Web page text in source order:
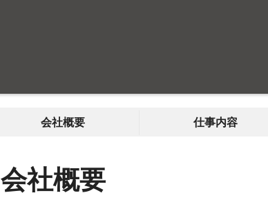
会社概要 仕事内容
会社概要